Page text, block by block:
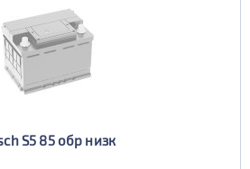
S5 85 обр низк